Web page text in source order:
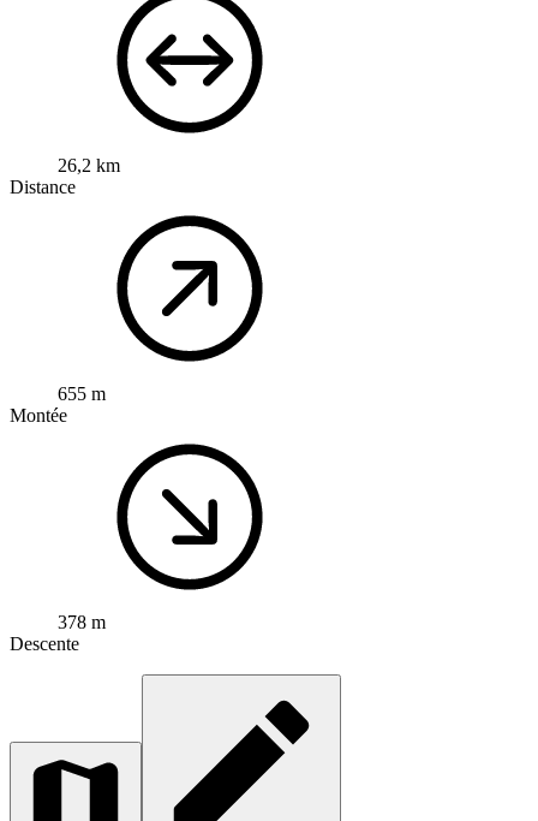
26,2 km
Distance
655 m
Montée
378 m
Descente